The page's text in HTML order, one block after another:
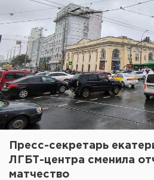
Пресс-секретарь
ЛГБТ-центра сменила
матчество